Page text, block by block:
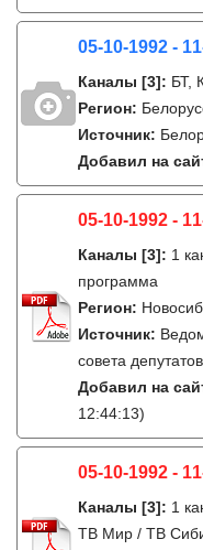
05-10-1992 -
Каналы [3]: БТ,
Регион:
Источник:
Добавил на
05-10-1992 -
Каналы [3]: 1
программа
Регион:
Источник:
совета депутатов
Добавил на
12:44:13)
05-10-1992 -
Каналы [3]: 1
ТВ Мир / ТВ